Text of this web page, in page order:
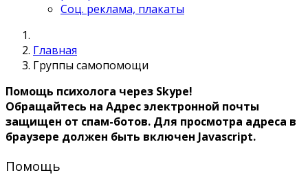
Соц. реклама, плакаты
Главная
Группы самопомощи
Помощь психолога через Skype!
Обращайтесь на Адрес электронной почты
защищен от спам-ботов. Для просмотра адреса в
браузере должен быть включен Javascript.
Помощь